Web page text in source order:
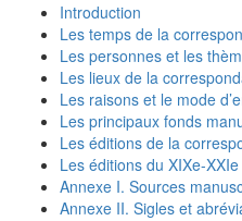
Introduction
Les temps de la
Les personnes et les
Les lieux de la
Les raisons et le mode
Les principaux fonds
Les éditions de la
Les éditions du XIXe-
Annexe I. Sources
Annexe II. Sigles et